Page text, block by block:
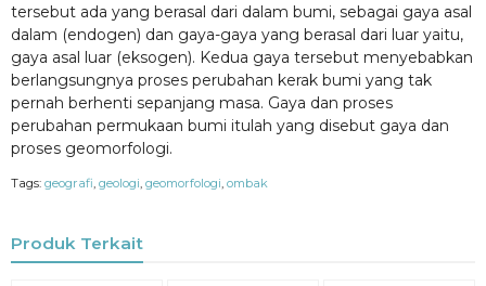
tersebut ada yang berasal dari dalam bumi, sebagai gaya asal
dalam (endogen) dan gaya-gaya yang berasal dari luar yaitu,
gaya asal luar (eksogen). Kedua gaya tersebut menyebabkan
berlangsungnya proses perubahan kerak bumi yang tak
pernah berhenti sepanjang masa. Gaya dan proses
perubahan permukaan bumi itulah yang disebut gaya dan
proses geomorfologi.
Tags: geografi geologi geomorfologi ombak
Produk Terkait